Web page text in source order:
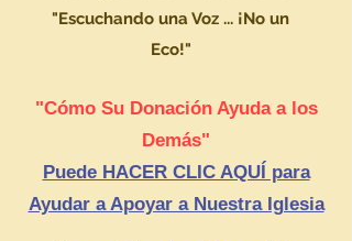
"Escuchando una Voz ... ¡No un
Eco!"
"Cómo Su Donación Ayuda a los
Demás"
Puede HACER CLIC AQUÍ para
Ayudar a Apoyar a Nuestra Iglesia